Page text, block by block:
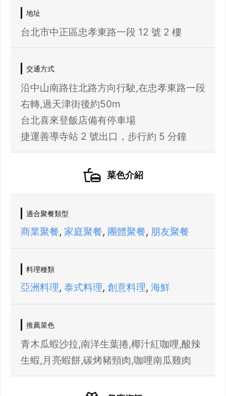
地址
台北市中正區忠孝東路一段 12 號 2 樓
交通方式
沿中山南路往北路方向行駛,在忠孝東路一段
右轉,過天津街後約50m
台北喜來登飯店備有停車場
捷運善導寺站 2 號出口，步行約 5 分鐘
菜色介紹
適合聚餐類型
商業聚餐, 家庭聚餐, 團體聚餐, 朋友聚餐
料理種類
亞洲料理, 泰式料理, 創意料理, 海鮮
推薦菜色
青木瓜蝦沙拉,南洋生葉捲,椰汁紅咖哩,酸辣
生蝦,月亮蝦餅,碳烤豬頸肉,咖哩南瓜雞肉
登出